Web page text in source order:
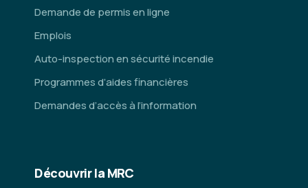
Demande de permis en ligne
Emplois
Auto-inspection en sécurité incendie
Programmes d’aides financières
Demandes d’accès à l’information
Découvrir la MRC